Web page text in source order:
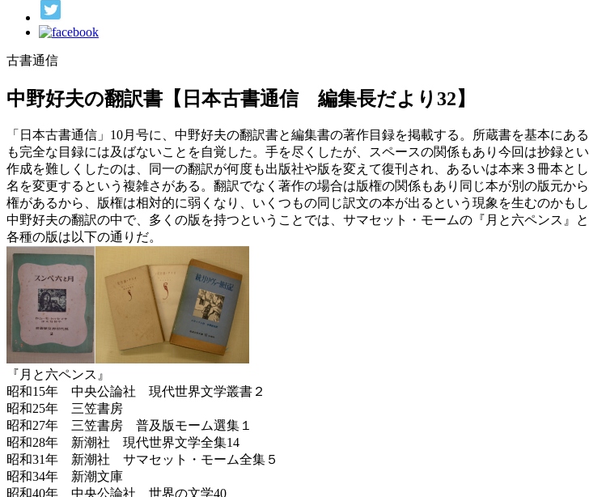
古書通信
中野好夫の翻訳書【日本古書通信 編集長だより32】
「日本古書通信」10月号に、中野好夫の翻訳書と編集書の著作目録を掲載する。所蔵書を基本に
も完全な目録には及ばないことを自覚した。手を尽くしたが、スペースの関係もあり今回は抄録とい
作成を難しくしたのは、同一の翻訳が何度も出版社や版を変えて復刊され、あるいは本来３冊本
名を変更するという複雑さがある。翻訳でなく著作の場合は版権の関係もあり同じ本が別の版元
権があるから、版権は相対的に弱くなり、いくつもの同じ訳文の本が出るという現象を生むのかもし
中野好夫の翻訳の中で、多くの版を持つということでは、サマセット・モームの『月と六ペンス
各種の版は以下の通りだ。
『月と六ペンス』
昭和15年 中央公論社 現代世界文学叢書２
昭和25年 三笠書房
昭和27年 三笠書房 普及版モーム選集１
昭和28年 新潮社 現代世界文学全集14
昭和31年 新潮社 サマセット・モーム全集５
昭和34年 新潮文庫
昭和40年 中央公論社 世界の文学40